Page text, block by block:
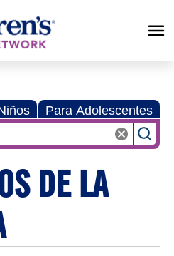
Para Adolescentes
DE LA